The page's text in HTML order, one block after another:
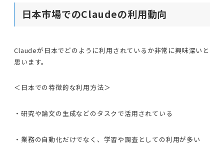
日本市場でのClaudeの利用動向
Claudeが日本でどのように利用されているか非常に興味深いと
思います。
＜日本での特徴的な利用方法＞
・研究や論文の生成などのタスクで活用されている
・業務の自動化だけでなく、学習や調査としての利用が多い